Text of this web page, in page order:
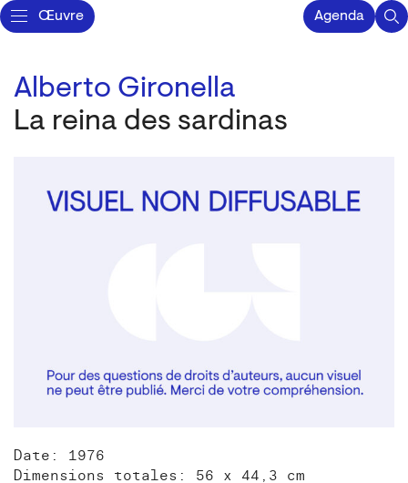
Œuvre Agenda
Alberto Gironella
La reina des sardinas
Date: 1976
Dimensions totales: 56 x 44,3 cm